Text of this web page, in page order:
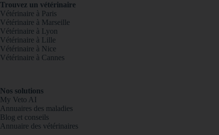
Trouvez un vétérinaire
Vétérinaire à Paris
Vétérinaire à Marseille
Vétérinaire à Lyon
Vétérinaire à Lille
Vétérinaire à Nice
Vétérinaire à Cannes
Nos solutions
My Veto AI
Annuaires des maladies
Blog et conseils
Annuaire des vétérinaires